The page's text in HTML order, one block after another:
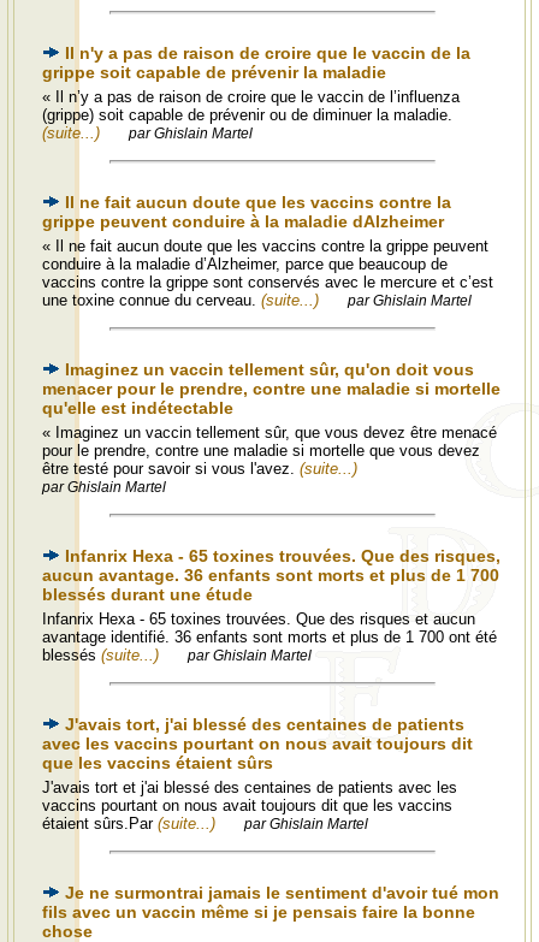
Il n'y a pas de raison de croire que le vaccin de la
grippe soit capable de prévenir la maladie
« Il n’y a pas de raison de croire que le vaccin de l’influenza
(grippe) soit capable de prévenir ou de diminuer la maladie.
(suite...)
par Ghislain Martel
Il ne fait aucun doute que les vaccins contre la
grippe peuvent conduire à la maladie dAlzheimer
« Il ne fait aucun doute que les vaccins contre la grippe peuvent
conduire à la maladie d’Alzheimer, parce que beaucoup de
vaccins contre la grippe sont conservés avec le mercure et c’est
une toxine connue du cerveau. (suite...) par Ghislain Martel
Imaginez un vaccin tellement sûr, qu'on doit vous
menacer pour le prendre, contre une maladie si mortelle
qu'elle est indétectable
« Imaginez un vaccin tellement sûr, que vous devez être menacé
pour le prendre, contre une maladie si mortelle que vous devez
être testé pour savoir si vous l'avez. (suite...)
par Ghislain Martel
Infanrix Hexa - 65 toxines trouvées. Que des risques,
aucun avantage. 36 enfants sont morts et plus de 1 700
blessés durant une étude
Infanrix Hexa - 65 toxines trouvées. Que des risques et aucun
avantage identifié. 36 enfants sont morts et plus de 1 700 ont été
blessés (suite...) par Ghislain Martel
J'avais tort, j'ai blessé des centaines de patients
avec les vaccins pourtant on nous avait toujours dit
que les vaccins étaient sûrs
J'avais tort et j'ai blessé des centaines de patients avec les
vaccins pourtant on nous avait toujours dit que les vaccins
étaient sûrs.Par (suite...) par Ghislain Martel
Je ne surmontrai jamais le sentiment d'avoir tué mon
fils avec un vaccin même si je pensais faire la bonne
chose